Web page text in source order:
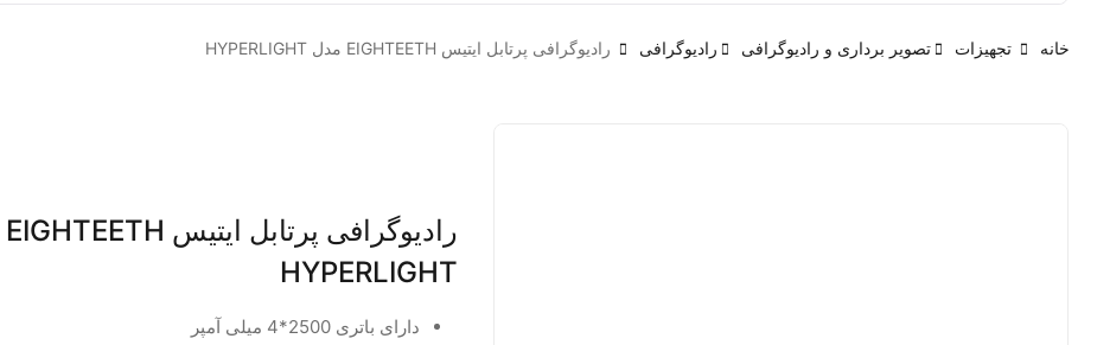
خانه تجهیزات تصویر برداری و رادیوگرافی رادیوگرافی رادیوگرافی پرتابل ایتیس EIGHTEETH مدل HYPERLIGHT
HYPERLIGHT
دارای باتری 2500*4 میلی آمپر